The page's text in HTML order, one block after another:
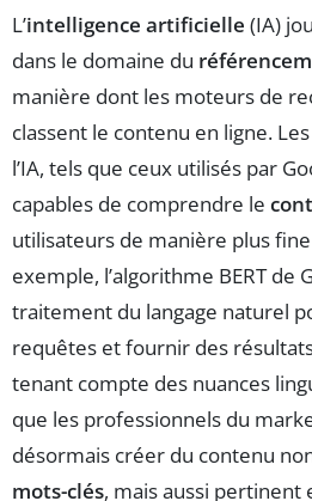
L’intelligence artificielle (IA)
dans le domaine du
manière dont les moteurs de
classent le contenu en ligne.
l’IA, tels que ceux utilisés par
capables de comprendre le
utilisateurs de manière plus fine
exemple, l’algorithme BERT de
traitement du langage naturel
requêtes et fournir des
tenant compte des nuances
que les professionnels du
désormais créer du contenu
mots-clés, mais aussi pertinent